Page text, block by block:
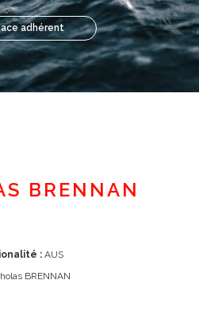
adhérent
BRENNAN
: AUS